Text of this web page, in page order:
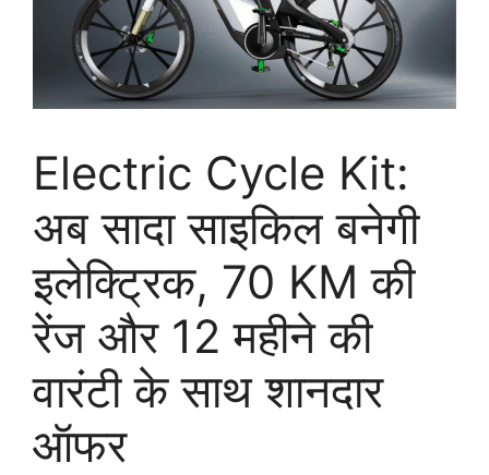
Electric Cycle Kit:
अब सादा साइकिल बनेगी
इलेक्ट्रिक, 70 KM की
रेंज और 12 महीने की
वारंटी के साथ शानदार
ऑफर